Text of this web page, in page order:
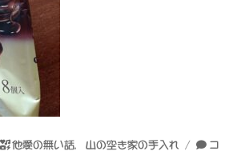
カ
他愛の無い話,山の空き家の手入れ
わ
コ